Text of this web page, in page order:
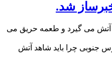
شد.
آتش مى گيرد و طعمه حريق مى
جنوبى چرا بايد شاهد آتش